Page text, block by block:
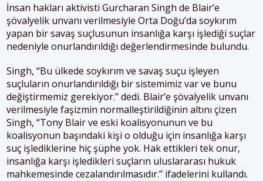
İnsan hakları aktivisti Gurcharan Singh de Blair’e
şövalyelik unvanı verilmesiyle Orta Doğu’da soykırım
yapan bir savaş suçlusunun insanlığa karşı işlediği suçlar
nedeniyle onurlandırıldığı değerlendirmesinde bulundu.
Singh, “Bu ülkede soykırım ve savaş suçu işleyen
suçluların onurlandırıldığı bir sistemimiz var ve bunu
değiştirmemiz gerekiyor.” dedi. Blair’e şövalyelik unvanı
verilmesiyle faşizmin normalleştirildiğinin altını çizen
Singh, “Tony Blair ve eski koalisyonunun ve bu
koalisyonun başındaki kişi o olduğu için insanlığa karşı
suç işlediklerine hiç şüphe yok. Hak ettikleri tek onur,
insanlığa karşı işledikleri suçların uluslararası hukuk
mahkemesinde cezalandırılmasıdır.” ifadelerini kullandı.